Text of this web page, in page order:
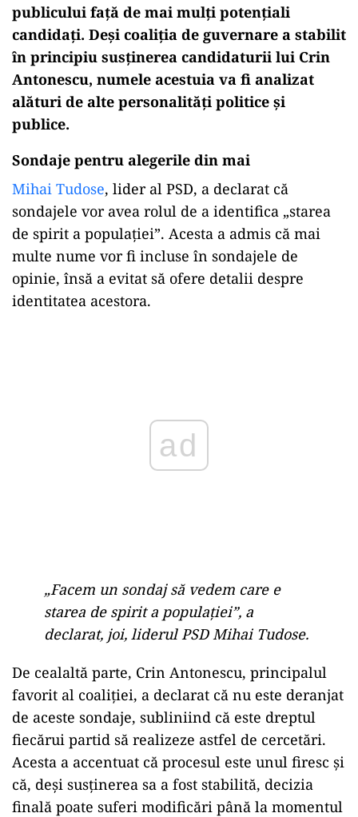
publicului față de mai mulți potențiali
candidați. Deși coaliția de guvernare a stabilit
în principiu susținerea candidaturii lui Crin
Antonescu, numele acestuia va fi analizat
alături de alte personalități politice și
publice.
Sondaje pentru alegerile din mai
Mihai Tudose, lider al PSD, a declarat că
sondajele vor avea rolul de a identifica „starea
de spirit a populației”. Acesta a admis că mai
multe nume vor fi incluse în sondajele de
opinie, însă a evitat să ofere detalii despre
identitatea acestora.
„Facem un sondaj să vedem care e
starea de spirit a populației”, a
declarat, joi, liderul PSD Mihai Tudose.
De cealaltă parte, Crin Antonescu, principalul
favorit al coaliției, a declarat că nu este deranjat
de aceste sondaje, subliniind că este dreptul
fiecărui partid să realizeze astfel de cercetări.
Acesta a accentuat că procesul este unul firesc și
că, deși susținerea sa a fost stabilită, decizia
finală poate suferi modificări până la momentul